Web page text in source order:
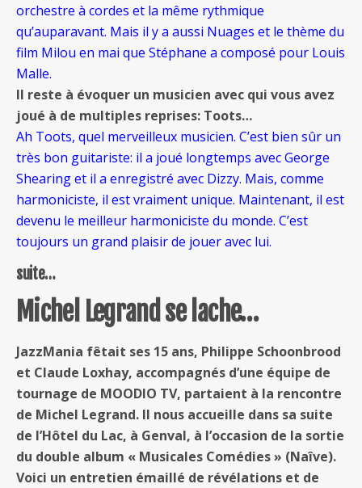
orchestre à cordes et la même rythmique
qu’auparavant. Mais il y a aussi Nuages et le thème du
film Milou en mai que Stéphane a composé pour Louis
Malle.
Il reste à évoquer un musicien avec qui vous avez
joué à de multiples reprises: Toots…
Ah Toots, quel merveilleux musicien. C’est bien sûr un
très bon guitariste: il a joué longtemps avec George
Shearing et il a enregistré avec Dizzy. Mais, comme
harmoniciste, il est vraiment unique. Maintenant, il est
devenu le meilleur harmoniciste du monde. C’est
toujours un grand plaisir de jouer avec lui.
suite…
Michel Legrand se lache…
JazzMania fêtait ses 15 ans, Philippe Schoonbrood
et Claude Loxhay, accompagnés d’une équipe de
tournage de MOODIO TV, partaient à la rencontre
de Michel Legrand. Il nous accueille dans sa suite
de l’Hôtel du Lac, à Genval, à l’occasion de la sortie
du double album « Musicales Comédies » (Naîve).
Voici un entretien émaillé de révélations et de